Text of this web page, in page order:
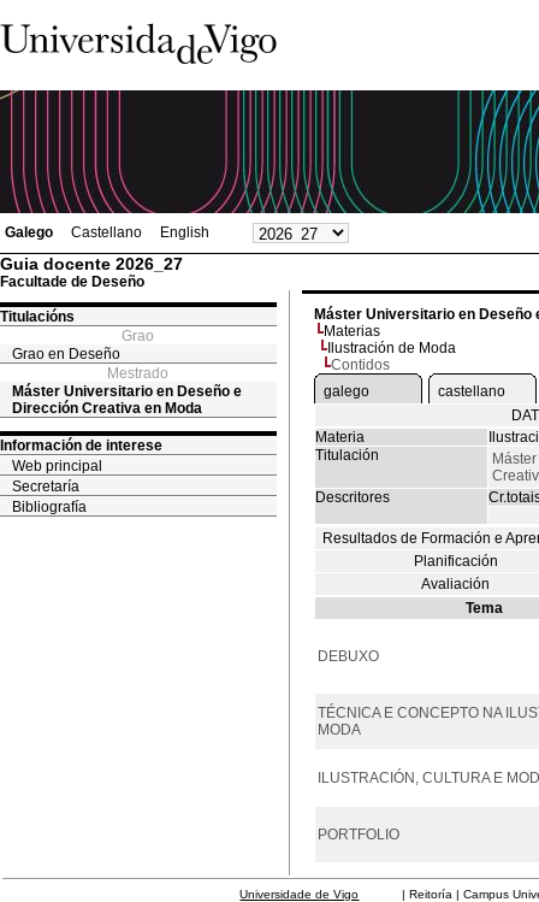
Galego Castellano English
Guia docente 2026_27
Facultade de Deseño
Titulacións
Grao
Grao en Deseño
Mestrado
Máster Universitario en Deseño e
Dirección Creativa en Moda
Información de interese
Web principal
Secretaría
Bibliografía
Máster Universitario en Deseño
Materias
Ilustración de Moda
Contidos
galego
castellano
Materia
Titulación
Descritores
Resultados de Formación e
Planificación
Avaliación
Tema
DEBUXO
TÉCNICA E CONCEPTO NA
MODA
ILUSTRACIÓN, CULTURA E
PORTFOLIO
Universidade de Vigo | Reitoría | Campus